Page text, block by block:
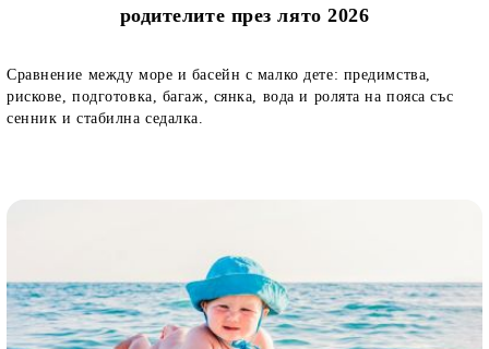
родителите през лято 2026
Сравнение между море и басейн с малко дете: предимства,
рискове, подготовка, багаж, сянка, вода и ролята на пояса със
сенник и стабилна седалка.